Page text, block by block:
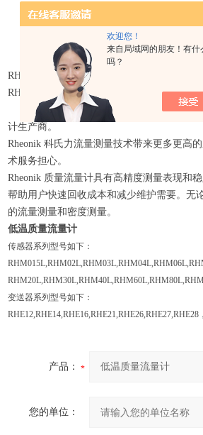
欢迎您！
来自局域网的朋友！有什
吗？
RHM06是低风险，低维护的解决方案用于
RHM06 适合各种要求。
德国 Rheonik 在科氏力质量流量计的研发
计生产商。
Rheonik 科氏力流量测量技术带来更多更高
术服务担心。
Rheonik 质量流量计具有高精度测量表现和
帮助用户快速回收成本和减少维护需要。无
的流量测量和密度测量。
低温质量流量计
传感器系列型号如下：
变送器系列型号如下：
RHE12,RHE14,RHE16,RHE21,RHE26,RHE27,RHE28
产品：
您的单位：